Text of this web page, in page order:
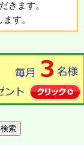
きます。
す。